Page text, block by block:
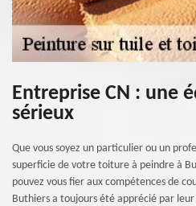
Entreprise CN : une
sérieux
Que vous soyez un particulier ou un
superficie de votre toiture à peindre à
pouvez vous fier aux compétences de
Buthiers a toujours été apprécié par